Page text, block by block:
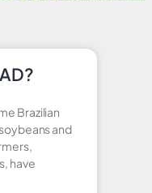
Brazilian
and
have